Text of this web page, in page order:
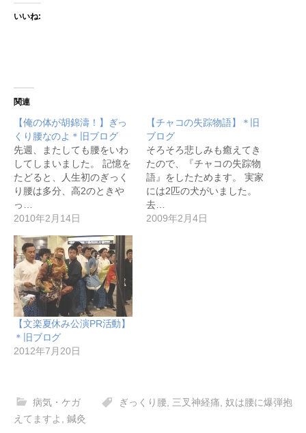
いいね:
関連
【俺の体が胡錦濤！】ぎっ
くり腰なのよ＊旧ブログ
先週、またしても腰をいわ
してしまいました。 記憶を
たどると、人生初のぎっく
り腰は多分、高2のときや
っ…
2010年2月14日
【チャコの失踪物語】＊旧
ブログ
そろそろ悲しみも癒えてき
たので、『チャコの失踪物
語』をしたためます。 実家
には2匹の犬がいました。
去…
2009年2月4日
【文楽夏休み公演PR活動】
＊旧ブログ
2012年7月20日
病気・ケガ ぎっくり腰 三叉神経痛 奴は腰に爆弾抱
えてますよ
鍼灸